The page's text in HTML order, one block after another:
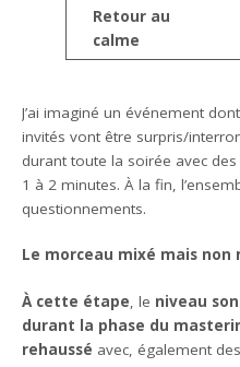
Retour au
calme
J’ai imaginé un événement
invités vont être surpris/
durant toute la soirée avec des
1 à 2 minutes. À la fin,
questionnements.
Le morceau mixé mais non
À cette étape, le niveau
durant la phase du
rehaussé avec, également des